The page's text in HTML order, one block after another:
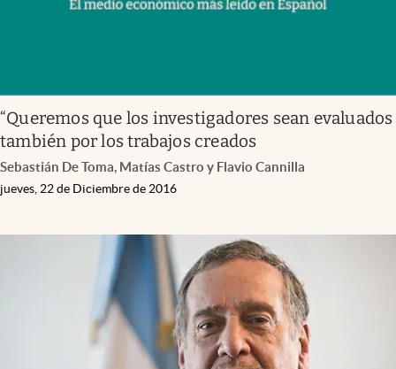
“Queremos que los investigadores sean evaluados
también por los trabajos creados
Sebastián De Toma, Matías Castro y Flavio Cannilla
jueves, 22 de Diciembre de 2016